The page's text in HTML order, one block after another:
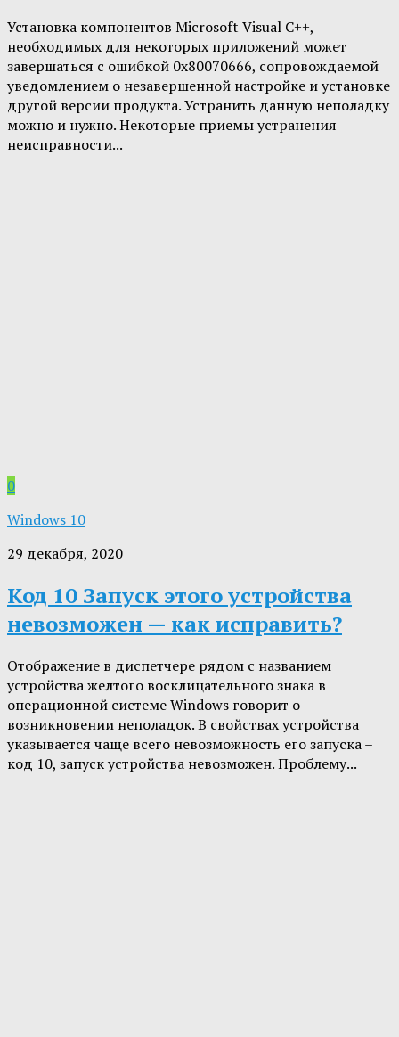
Установка компонентов Microsoft Visual C++,
необходимых для некоторых приложений может
завершаться с ошибкой 0x80070666, сопровождаемой
уведомлением о незавершенной настройке и установке
другой версии продукта. Устранить данную неполадку
можно и нужно. Некоторые приемы устранения
неисправности...
0
Windows 10
29 декабря, 2020
Код 10 Запуск этого устройства
невозможен — как исправить?
Отображение в диспетчере рядом с названием
устройства желтого восклицательного знака в
операционной системе Windows говорит о
возникновении неполадок. В свойствах устройства
указывается чаще всего невозможность его запуска –
код 10, запуск устройства невозможен. Проблему...